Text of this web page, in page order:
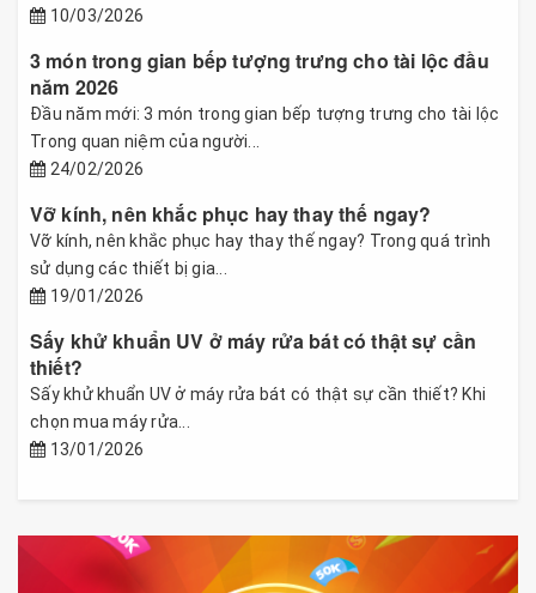
10/03/2026
3 món trong gian bếp tượng trưng cho tài lộc đầu
năm 2026
Đầu năm mới: 3 món trong gian bếp tượng trưng cho tài lộc
Trong quan niệm của người...
24/02/2026
Vỡ kính, nên khắc phục hay thay thế ngay?
Vỡ kính, nên khắc phục hay thay thế ngay? Trong quá trình
sử dụng các thiết bị gia...
19/01/2026
Sấy khử khuẩn UV ở máy rửa bát có thật sự cần
thiết?
Sấy khử khuẩn UV ở máy rửa bát có thật sự cần thiết? Khi
chọn mua máy rửa...
13/01/2026